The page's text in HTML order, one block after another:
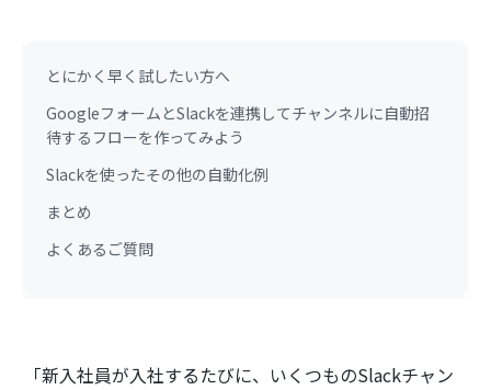
とにかく早く試したい方へ
GoogleフォームとSlackを連携してチャンネルに自動招
待するフローを作ってみよう
Slackを使ったその他の自動化例
まとめ
よくあるご質問
「新入社員が入社するたびに、いくつものSlackチャン